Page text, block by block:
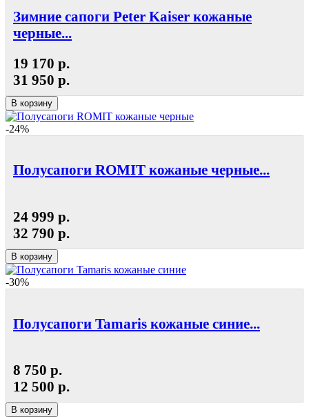
Зимние сапоги Peter Kaiser кожаные
черные...
19 170 р.
31 950 р.
В корзину
-24%
Полусапоги ROMIT кожаные черные...
24 999 р.
32 790 р.
В корзину
-30%
Полусапоги Tamaris кожаные синие...
8 750 р.
12 500 р.
В корзину